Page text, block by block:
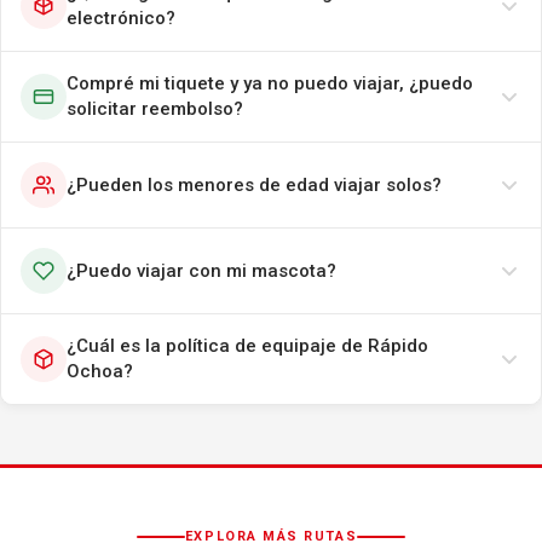
electrónico?
Compré mi tiquete y ya no puedo viajar, ¿puedo
solicitar reembolso?
¿Pueden los menores de edad viajar solos?
¿Puedo viajar con mi mascota?
¿Cuál es la política de equipaje de Rápido
Ochoa?
EXPLORA MÁS RUTAS